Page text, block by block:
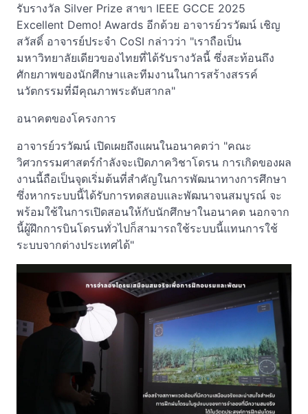
รับรางวัล Silver Prize สาขา IEEE GCCE 2025
Excellent Demo! Awards อีกด้วย อาจารย์วรวัฒน์ เชิญ
สวัสดิ์ อาจารย์ประจำ CoSI กล่าวว่า "เราถือเป็น
มหาวิทยาลัยเดียวของไทยที่ได้รับรางวัลนี้ ซึ่งสะท้อนถึง
ศักยภาพของนักศึกษาและทีมงานในการสร้างสรรค์
นวัตกรรมที่มีคุณภาพระดับสากล"
อนาคตของโครงการ
อาจารย์วรวัฒน์ เปิดเผยถึงแผนในอนาคตว่า "คณะ
วิศวกรรมศาสตร์กำลังจะเปิดภาควิชาโดรน การเกิดของผล
งานนี้ถือเป็นจุดเริ่มต้นที่สำคัญในการพัฒนาทางการศึกษา
ซึ่งหากระบบนี้ได้รับการทดสอบและพัฒนาจนสมบูรณ์ จะ
พร้อมใช้ในการเปิดสอนให้กับนักศึกษาในอนาคต นอกจาก
นี้ผู้ฝึกการบินโดรนทั่วไปก็สามารถใช้ระบบนี้แทนการใช้
ระบบจากต่างประเทศได้"